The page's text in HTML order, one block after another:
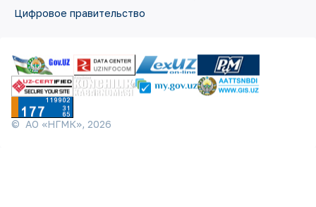
Цифровое правительство
© АО «НГМК», 2026